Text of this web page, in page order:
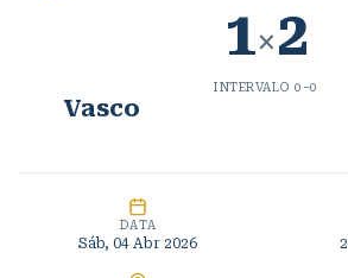
Vasco
1×2
INTERVALO0 –0
DATA
Sáb, 04 Abr 2026